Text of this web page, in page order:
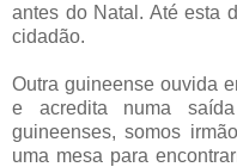
antes do Natal. Até esta
cidadão.
Outra guineense ouvida
e acredita numa
guineenses, somos
uma mesa para